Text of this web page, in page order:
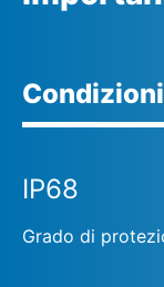
IP68
Grado di